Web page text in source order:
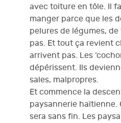
avec toiture en tôle. Il
manger parce que les
pelures de légumes,
pas. Et tout ça revient
arrivent pas. Les
dépérissent. Ils
sales, malpropres.
Et commence la
paysannerie haïtienne.
sera sans fin. Les